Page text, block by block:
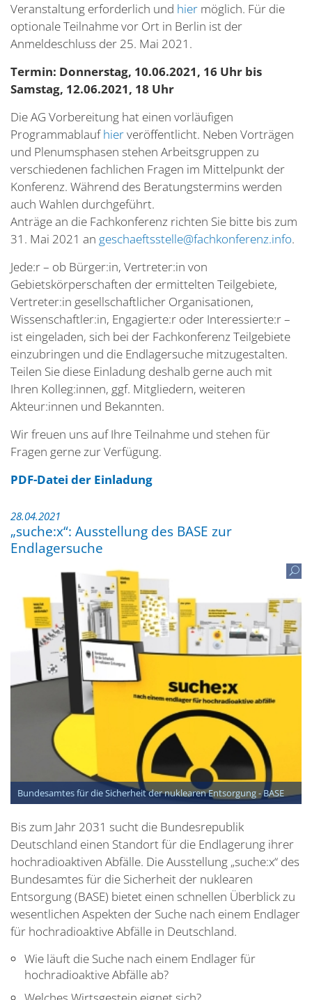
Veranstaltung erforderlich und hier möglich. Für die
optionale Teilnahme vor Ort in Berlin ist der
Anmeldeschluss der 25. Mai 2021.
Termin: Donnerstag, 10.06.2021, 16 Uhr bis
Samstag, 12.06.2021, 18 Uhr
Die AG Vorbereitung hat einen vorläufigen
Programmablaufhierveröffentlicht. Neben Vorträgen
und Plenumsphasen stehen Arbeitsgruppen zu
verschiedenen fachlichen Fragen im Mittelpunkt der
Konferenz. Während des Beratungstermins werden
auch Wahlen durchgeführt.
Anträge an die Fachkonferenz richten Sie bitte bis zum
31. Mai 2021 an geschaeftsstelle@fachkonferenz.info.
Jede:r – ob Bürger:in, Vertreter:in von
Gebietskörperschaften der ermittelten Teilgebiete,
Vertreter:in gesellschaftlicher Organisationen,
Wissenschaftler:in, Engagierte:r oder Interessierte:r –
ist eingeladen, sich bei der Fachkonferenz Teilgebiete
einzubringen und die Endlagersuche mitzugestalten.
Teilen Sie diese Einladung deshalb gerne auch mit
Ihren Kolleg:innen, ggf. Mitgliedern, weiteren
Akteur:innen und Bekannten.
Wir freuen uns auf Ihre Teilnahme und stehen für
Fragen gerne zur Verfügung.
PDF-Datei der Einladung
28.04.2021
„suche:x“: Ausstellung des BASE zur
Endlagersuche
Bundesamtes für die Sicherheit der nuklearen Entsorgung - BASE
Bis zum Jahr 2031 sucht die Bundesrepublik
Deutschland einen Standort für die Endlagerung ihrer
hochradioaktiven Abfälle. Die Ausstellung „suche:x“ des
Bundesamtes für die Sicherheit der nuklearen
Entsorgung (BASE) bietet einen schnellen Überblick zu
wesentlichen Aspekten der Suche nach einem Endlager
für hochradioaktive Abfälle in Deutschland.
Wie läuft die Suche nach einem Endlager für
hochradioaktive Abfälle ab?